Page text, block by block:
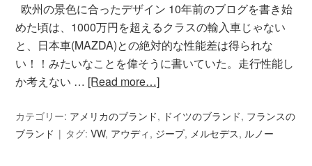
欧州の景色に合ったデザイン 10年前のブログを書き始
めた頃は、1000万円を超えるクラスの輸入車じゃない
と、日本車(MAZDA)との絶対的な性能差は得られな
い！！みたいなことを偉そうに書いていた。走行性能し
か考えない … [Read more…]
カテゴリー: アメリカのブランド, ドイツのブランド, フランスの
ブランド
タグ:VW, アウディ , ジープ, メルセデス, ルノー